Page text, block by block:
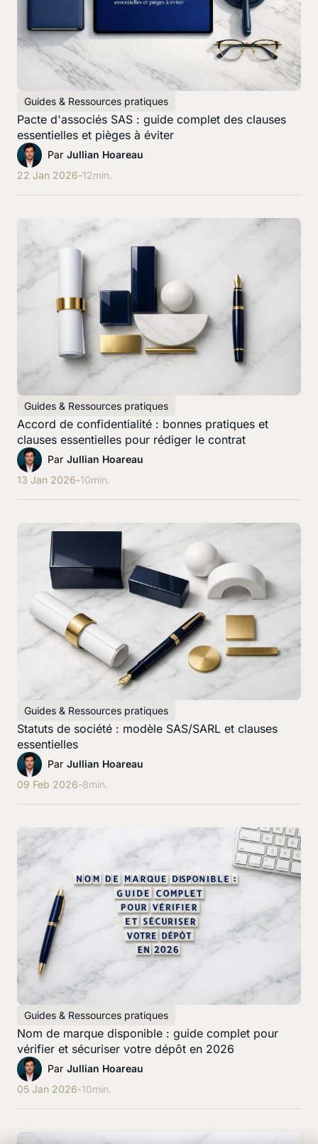
Guides & Ressources pratiques
Pacte d'associés SAS : guide complet des clauses
essentielles et pièges à éviter
Par Jullian Hoareau
22 Jan 2026-12min.
Guides & Ressources pratiques
Accord de confidentialité : bonnes pratiques et
clauses essentielles pour rédiger le contrat
Par Jullian Hoareau
13 Jan 2026-10min.
Guides & Ressources pratiques
Statuts de société : modèle SAS/SARL et clauses
essentielles
Par Jullian Hoareau
09 Feb 2026-8min.
Guides & Ressources pratiques
Nom de marque disponible : guide complet pour
vérifier et sécuriser votre dépôt en 2026
Par Jullian Hoareau
05 Jan 2026-10min.